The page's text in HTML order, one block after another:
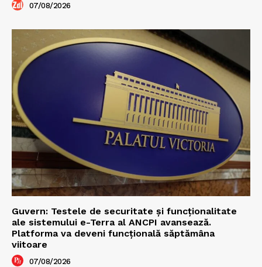
07/08/2026
Guvern: Testele de securitate și funcționalitate
ale sistemului e-Terra al ANCPI avansează.
Platforma va deveni funcțională săptămâna
viitoare
07/08/2026